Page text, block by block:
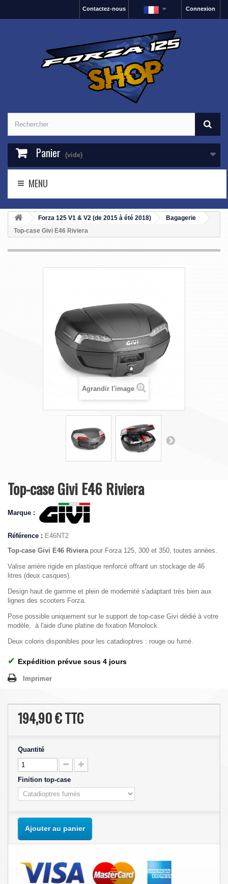
Connexion
Contactez-nous
Panier (vide)
MENU
Forza 125 V1 & V2 (de 2015 à été 2018)
Bagagerie
Top-case Givi E46 Riviera
Agrandir l'image
Top-case Givi E46 Riviera
Marque :
Référence : E46NT2
Top-case Givi E46 Rivierapour Forza 125, 300 et 350, toutes années.
Valise arrière rigide en plastique renforcé offrant un stockage de 46
litres (deux casques).
Design haut de gamme et plein de modernité s'adaptant très bien aux
lignes des scooters Forza.
Pose possible uniquement sur le support de top-case Givi dédié à votre
modèle, à l'aide d'une platine de fixation Monolock.
Deux coloris disponibles pour les catadioptres : rouge ou fumé.
✔ Expédition prévue sous 4 jours
Imprimer
194,90 €TTC
Quantité
Finition top-case
Ajouter au panier